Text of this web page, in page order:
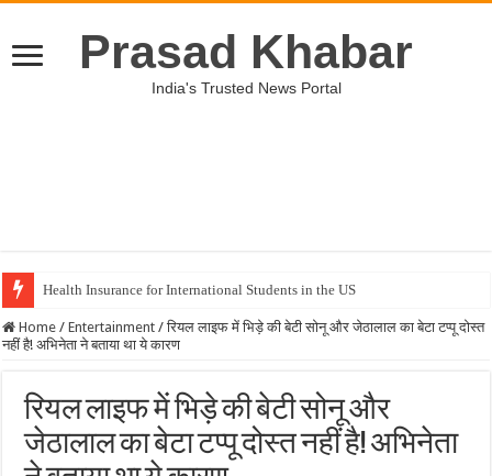
Prasad Khabar
India's Trusted News Portal
Health Insurance for International Students in the US
Unveiling the Best Medical Insurance Plans in the US
Home / Entertainment / रियल लाइफ में भिड़े की बेटी सोनू और जेठालाल का बेटा टप्पू दोस्त
नहीं है! अभिनेता ने बताया था ये कारण
रियल लाइफ में भिड़े की बेटी सोनू और
जेठालाल का बेटा टप्पू दोस्त नहीं है! अभिनेता